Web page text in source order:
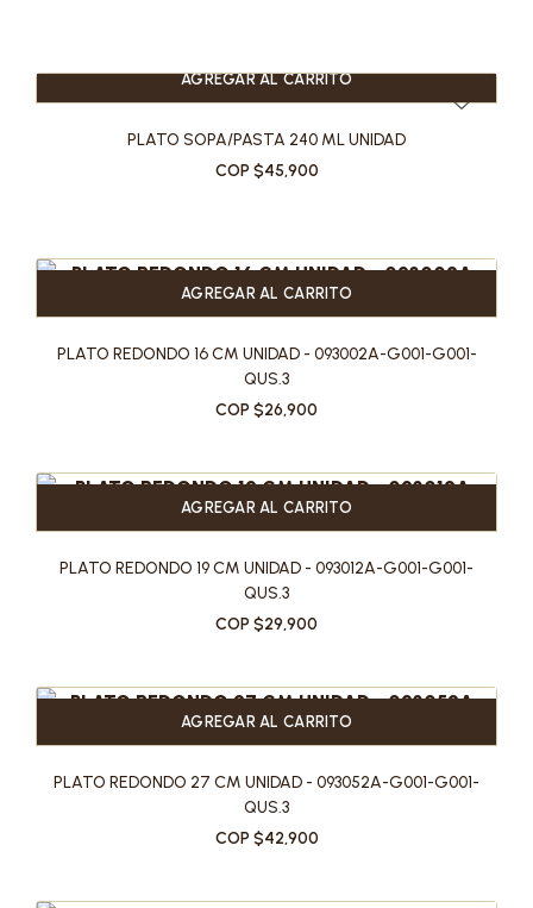
AGREGAR AL CARRITO
PLATO SOPA/PASTA 240 ML UNIDAD
COP $45,900
AGREGAR AL CARRITO
PLATO REDONDO 16 CM UNIDAD - 093002A-G001-G001-
QUS.3
COP $26,900
AGREGAR AL CARRITO
PLATO REDONDO 19 CM UNIDAD - 093012A-G001-G001-
QUS.3
COP $29,900
AGREGAR AL CARRITO
PLATO REDONDO 27 CM UNIDAD - 093052A-G001-G001-
QUS.3
COP $42,900